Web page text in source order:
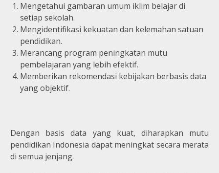
Mengetahui gambaran umum iklim belajar di
setiap sekolah.
Mengidentifikasi kekuatan dan kelemahan satuan
pendidikan.
Merancang program peningkatan mutu
pembelajaran yang lebih efektif.
Memberikan rekomendasi kebijakan berbasis data
yang objektif.
Dengan basis data yang kuat, diharapkan mutu
pendidikan Indonesia dapat meningkat secara merata
di semua jenjang.